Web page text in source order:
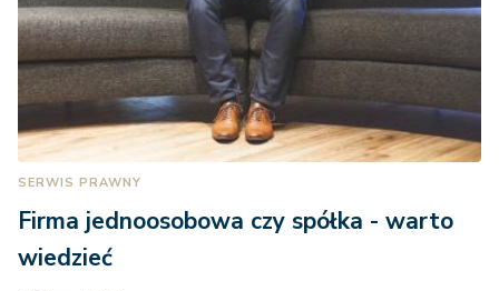
SERWIS PRAWNY
Firma jednoosobowa czy spółka - warto
wiedzieć